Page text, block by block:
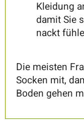
Kleidung
damit Sie
nackt
Die meisten
Socken mit,
Boden gehen